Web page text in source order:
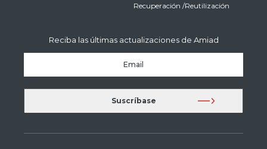
Recuperación /Reutilización
Reciba las últimas actualizaciones de Amiad